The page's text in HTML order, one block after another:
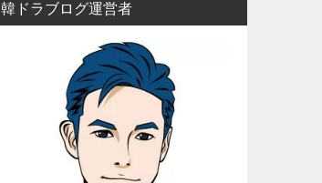
韓ドラブログ運営者